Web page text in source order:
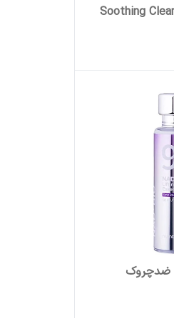
ژل آبرسان زردچوبه Soothing Clear
ضدچروک